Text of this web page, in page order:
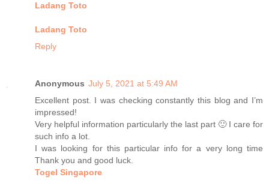
Ladang Toto
Ladang Toto
Reply
Anonymous July 5, 2021 at 5:49 AM
Excellent post. I was checking constantly this blog and I’m
impressed!
Very helpful information particularly the last part 🙂 I care for
such info a lot.
I was looking for this particular info for a very long time
Thank you and good luck.
Togel Singapore